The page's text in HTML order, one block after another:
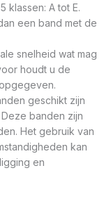
klassen: A tot E.
een band met de
snelheid wat mag
houdt u de
geschikt zijn
banden zijn
Het gebruik van
kan
en